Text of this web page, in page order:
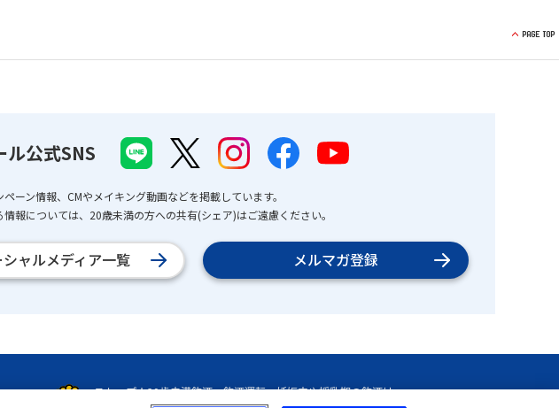
ル公式SNS
ーン情報、CMやメイキング動画などを掲載しています。
報については、20歳未満の方への共有(シェア)はご遠慮ください。
シャルメディア一覧 メルマガ登録